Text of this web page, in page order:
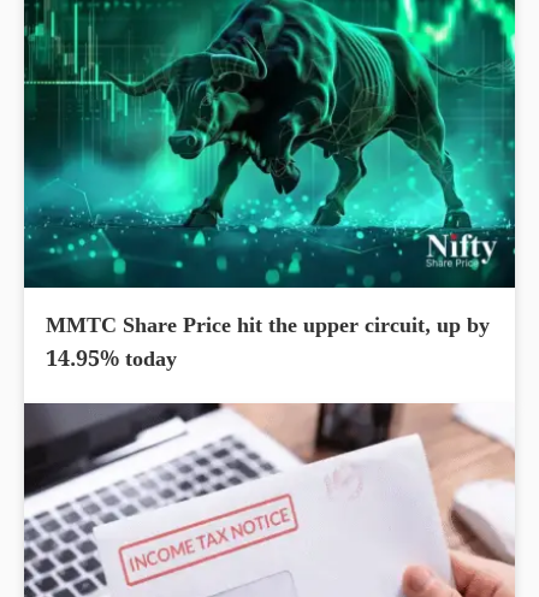
MMTC Share Price hit the upper circuit, up by
14.95% today